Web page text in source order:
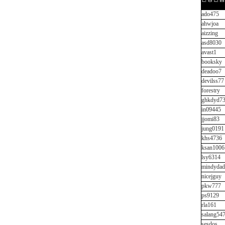
ado475
ahwjoa
aizzing
asd8030
avast1
booksky
deadoo7
devilss77
forestry
ghkdyd73
in09445
jjomi83
jung0191
khs4736
ksan1006
lsy6314
mindydad
nicejguy
pkw777
ps9129
rla161